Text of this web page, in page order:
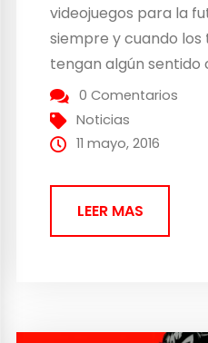
videojuegos para la
siempre y cuando
tengan algún sentido
que ofrecen la
han sido las palabras
Studios, Patrick
0 Comentarios
Noticias
11 mayo, 2016
LEER MAS